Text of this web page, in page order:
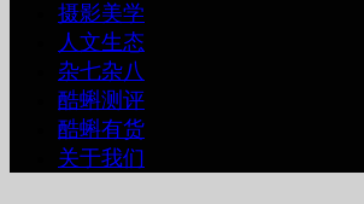
摄影美学
人文生态
杂七杂八
酷蝌测评
酷蝌有货
关于我们